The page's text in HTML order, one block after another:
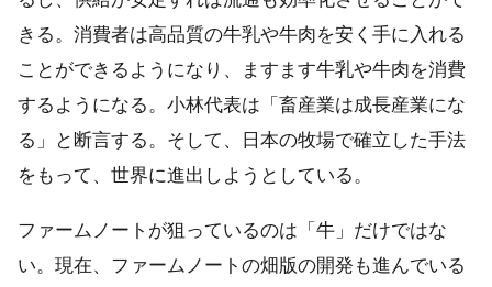
きる。消費者は高品質の牛乳や牛肉を安く手に入れる
ことができるようになり、ますます牛乳や牛肉を消費
するようになる。小林代表は「畜産業は成長産業にな
る」と断言する。そして、日本の牧場で確立した手法
をもって、世界に進出しようとしている。
ファームノートが狙っているのは「牛」だけではな
い。現在、ファームノートの畑版の開発も進んでいる